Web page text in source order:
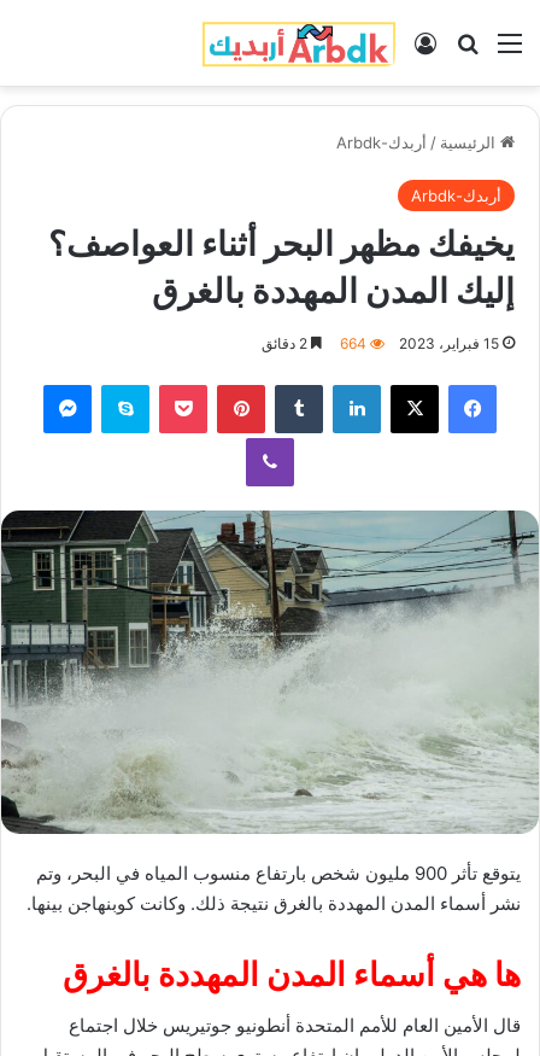
القائمة بحث عنتسجيل الدخول
الرئيسية / أربدك-Arbdk
أربدك-Arbdk
يخيفك مظهر البحر أثناء العواصف؟
إليك المدن المهددة بالغرق
15 فبراير، 2023 664
فيسبوك لينكدإن بينتيريست سكايب
ڤايبر
يتوقع تأثر 900 مليون شخص بارتفاع منسوب المياه في البحر، وتم
نشر أسماء المدن المهددة بالغرق نتيجة ذلك. وكانت كوبنهاجن بينها.
ها هي أسماء المدن المهددة بالغرق
قال الأمين العام للأمم المتحدة أنطونيو جوتيريس خلال اجتماع